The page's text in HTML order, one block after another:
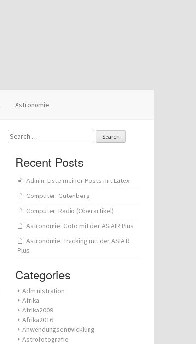
Astronomie
Search
for:
Recent Posts
Admin: Liste meiner Posts mit Latex
Computer: Gutenberg
Computer: Radio (Oberartikel)
Astronomie: Goto mit der ASIAIR Plus
Astronomie: Tracking mit der ASIAIR
Plus
Categories
Administration
Afrika
Afrika2009
Afrika2016
Anwendungsentwicklung
Astrofotografie